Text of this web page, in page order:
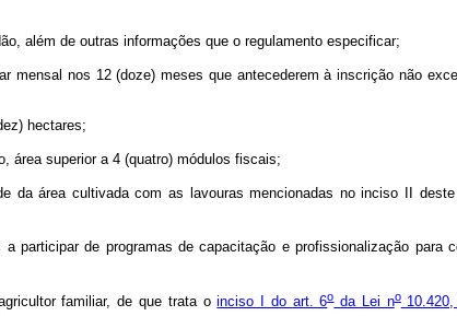
além de outras informações que o regulamento especificar;
mensal nos 12 (doze) meses que antecederem à inscrição não
hectares;
área superior a 4 (quatro) módulos fiscais;
da área cultivada com as lavouras mencionadas no inciso II
participar de programas de capacitação e profissionalização para
familiar, de que trata oinciso I do art. 6oda Lei no10.420,